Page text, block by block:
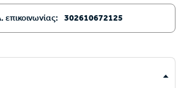
επικοινωνίας: 302610672125